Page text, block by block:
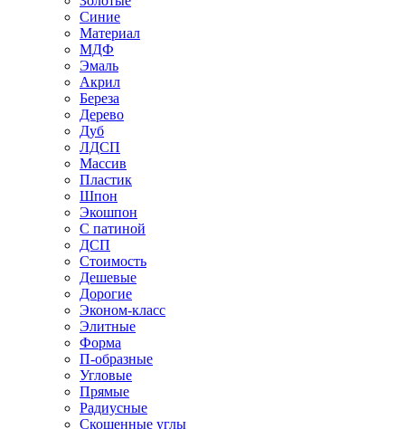
Синие
Материал
МДФ
Эмаль
Акрил
Береза
Дерево
Дуб
ЛДСП
Массив
Пластик
Шпон
Экошпон
С патиной
ДСП
Стоимость
Дешевые
Дорогие
Эконом-класс
Элитные
Форма
П-образные
Угловые
Прямые
Радиусные
Скошенные углы